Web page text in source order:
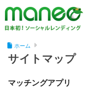
ホーム
サイトマップ
マッチングアプリ